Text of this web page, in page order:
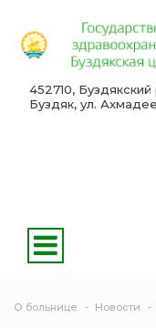
452710, Буздякский
Буздяк, ул.
О больнице Новости